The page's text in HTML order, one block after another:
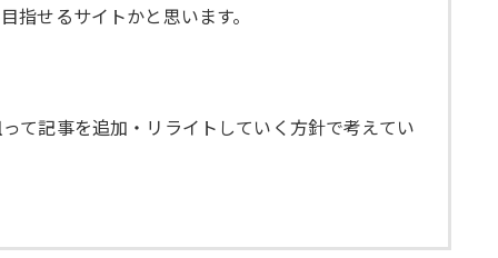
せるサイトかと思います。
て記事を追加・リライトしていく方針で考えてい